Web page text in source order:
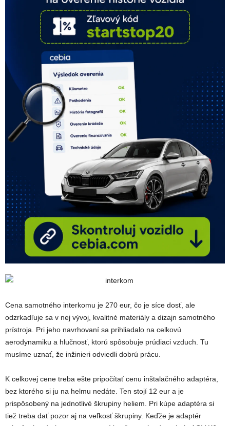
Cena samotného interkomu je 270 eur, čo je síce dosť, ale
odzrkadľuje sa v nej vývoj, kvalitné materiály a dizajn samotného
prístroja. Pri jeho navrhovaní sa prihliadalo na celkovú
aerodynamiku a hlučnosť, ktorú spôsobuje prúdiaci vzduch. Tu
musíme uznať, že inžinieri odviedli dobrú prácu.
K celkovej cene treba ešte pripočítať cenu inštalačného adaptéra,
bez ktorého si ju na helmu nedáte. Ten stojí 12 eur a je
prispôsobený na jednotlivé škrupiny heliem. Pri kúpe adaptéra si
tiež treba dať pozor aj na veľkosť škrupiny. Keďže je adaptér